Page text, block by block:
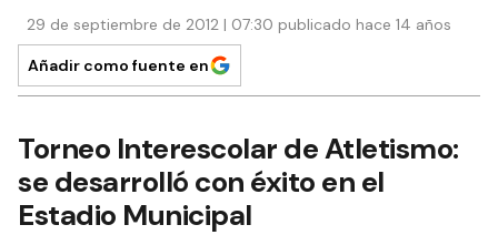
29 de septiembre de 2012 | 07:30 publicado hace 14 años
Añadir como fuente en
Torneo Interescolar de Atletismo:
se desarrolló con éxito en el
Estadio Municipal